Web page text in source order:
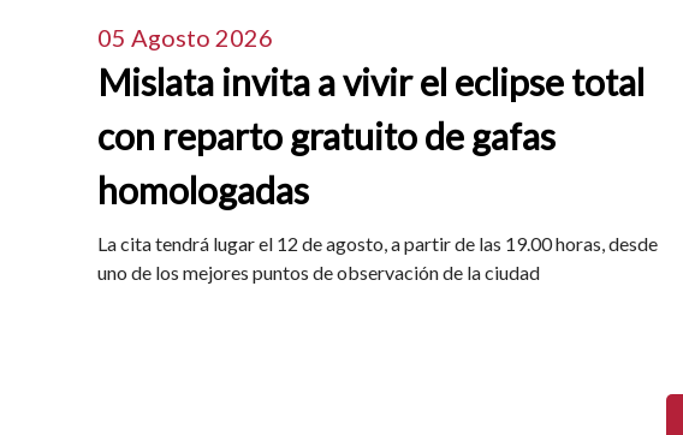
05 Agosto 2026
Mislata invita a vivir el eclipse total
con reparto gratuito de gafas
homologadas
La cita tendrá lugar el 12 de agosto, a partir de las 19.00 horas, desde
uno de los mejores puntos de observación de la ciudad